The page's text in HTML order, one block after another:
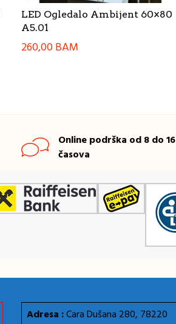
LED Ogledalo Ambijent 60×80
A5.01
260,00BAM
Online podrška od 8 do 16
časova
Adresa :Cara Dušana 280, 78220